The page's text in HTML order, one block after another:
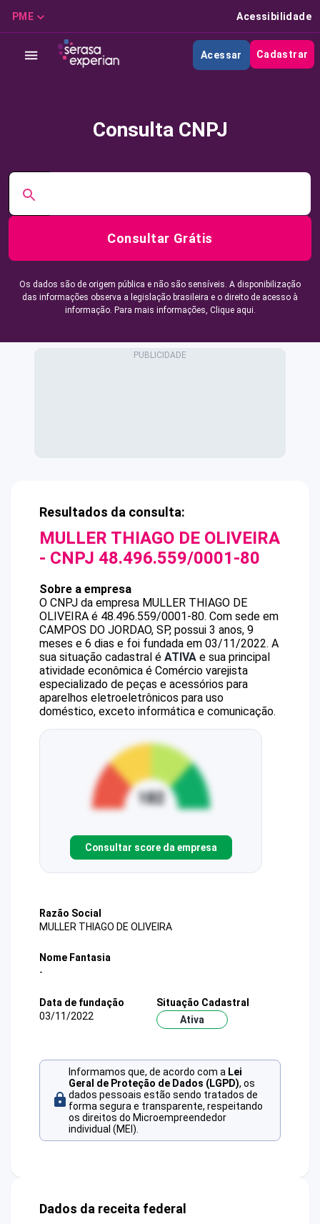
PME Acessibilidade
Acessar Cadastrar
Consulta CNPJ
Consultar Grátis
Os dados são de origem pública e não são sensíveis. A disponibilização
das informações observa a legislação brasileira e o direito de acesso à
informação. Para mais informações, Clique aqui.
Resultados da consulta:
MULLER THIAGO DE OLIVEIRA
- CNPJ 48.496.559/0001-80
Sobre a empresa
O CNPJ da empresa MULLER THIAGO DE
OLIVEIRA é 48.496.559/0001-80. Com sede em
CAMPOS DO JORDAO, SP, possui 3 anos, 9
meses e 6 dias e foi fundada em 03/11/2022. A
sua situação cadastral é ATIVA e sua principal
atividade econômica é Comércio varejista
especializado de peças e acessórios para
aparelhos eletroeletrônicos para uso
doméstico, exceto informática e comunicação.
Consultar score da empresa
Razão Social
MULLER THIAGO DE OLIVEIRA
Nome Fantasia
-
Data de fundação
03/11/2022
Situação Cadastral
Ativa
Informamos que, de acordo com a Lei
Geral de Proteção de Dados (LGPD), os
dados pessoais estão sendo tratados de
forma segura e transparente, respeitando
os direitos do Microempreendedor
individual (MEI).
Dados da receita federal